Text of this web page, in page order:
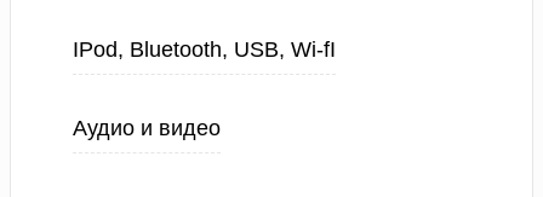
IPod, Bluetooth, USB, Wi-fI
Аудио и видео